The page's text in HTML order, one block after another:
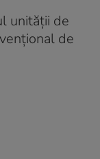
unităţii de
de